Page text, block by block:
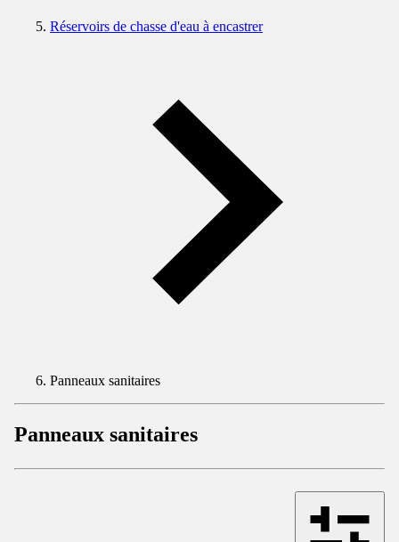
Réservoirs de chasse d'eau à encastrer
Panneaux sanitaires
Panneaux sanitaires